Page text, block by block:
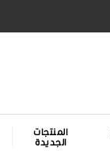
المنتجات
الجديدة